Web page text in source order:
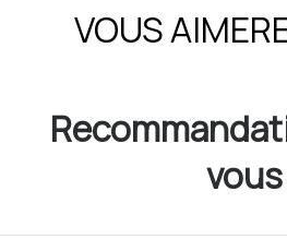
VOUS
vous